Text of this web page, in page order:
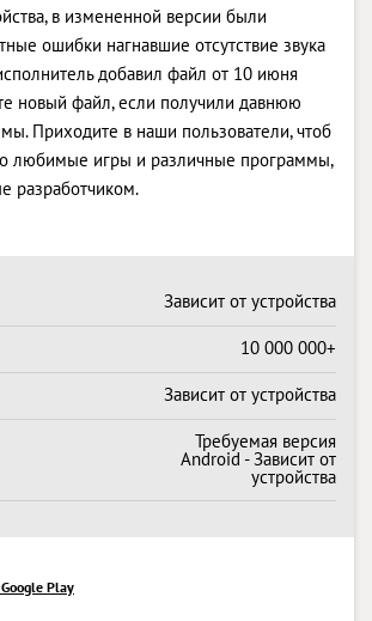
в измененной версии были
ошибки нагнавшие отсутствие звука
добавил файл от 10 июня
новый файл, если получили давнюю
Приходите в наши пользователи, чтоб
любимые игры и различные программы,
разработчиком.
Зависит от устройства
10 000 000+
Зависит от устройства
Требуемая версия
Android - Зависит от
устройства
Play